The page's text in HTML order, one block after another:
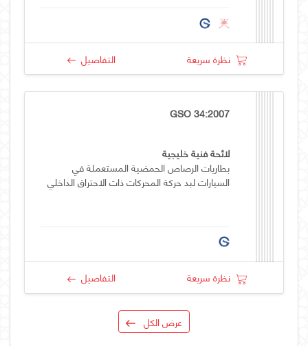
نظرة سريعة التفاصيل
GSO 34:2007
لائحة فنية خليجية
بطاريات الرصاص الحمضية المستعملة في
السيارات لبد حركة المحركات ذات الاحتراق الداخلي
نظرة سريعة التفاصيل
عرض الكل